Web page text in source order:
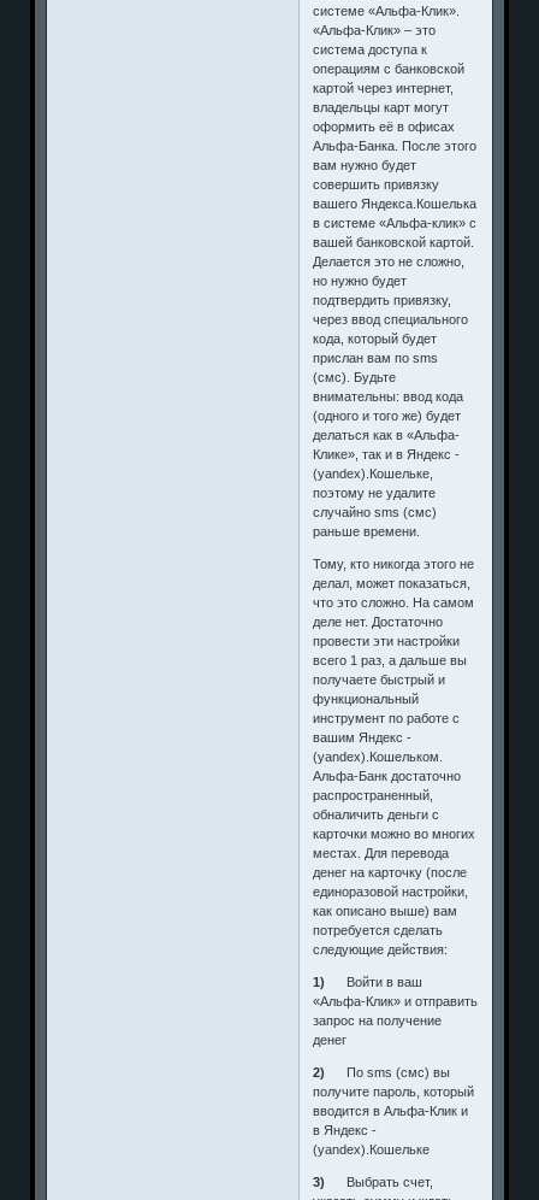
системе «Альфа-Клик».
«Альфа-Клик» – это
система доступа к
операциям с банковской
картой через интернет,
владельцы карт могут
оформить её в офисах
Альфа-Банка. После этого
вам нужно будет
совершить привязку
вашего Яндекса.Кошелька
в системе «Альфа-клик» с
вашей банковской картой.
Делается это не сложно,
но нужно будет
подтвердить привязку,
через ввод специального
кода, который будет
прислан вам по sms
(смс). Будьте
внимательны: ввод кода
(одного и того же) будет
делаться как в «Альфа-
Клике», так и в Яндекс -
(yandex).Кошельке,
поэтому не удалите
случайно sms (смс)
раньше времени.
Тому, кто никогда этого не
делал, может показаться,
что это сложно. На самом
деле нет. Достаточно
провести эти настройки
всего 1 раз, а дальше вы
получаете быстрый и
функциональный
инструмент по работе с
вашим Яндекс -
(yandex).Кошельком.
Альфа-Банк достаточно
распространенный,
обналичить деньги с
карточки можно во многих
местах. Для перевода
денег на карточку (после
единоразовой настройки,
как описано выше) вам
потребуется сделать
следующие действия:
1) Войти в ваш
«Альфа-Клик» и отправить
запрос на получение
денег
2) По sms (смс) вы
получите пароль, который
вводится в Альфа-Клик и
в Яндекс -
(yandex).Кошельке
3) Выбрать счет,